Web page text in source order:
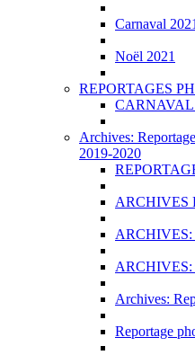
Carnaval 2021
Noël 2021
REPORTAGES
Archives:
2019-2020
ARCHIVES
ARCHIVES:
ARCHIVES:
Archives:
Reportage